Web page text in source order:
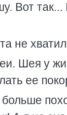
Вот так...
не
Шея у
ее